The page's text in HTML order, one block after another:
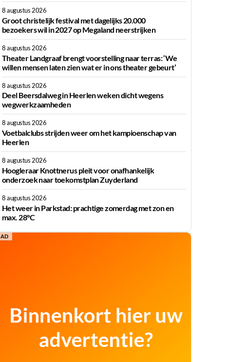
8 augustus 2026
Groot christelijk festival met dagelijks 20.000
bezoekers wil in 2027 op Megaland neerstrijken
8 augustus 2026
Theater Landgraaf brengt voorstelling naar terras: ‘We
willen mensen laten zien wat er in ons theater gebeurt’
8 augustus 2026
Deel Beersdalweg in Heerlen weken dicht wegens
wegwerkzaamheden
8 augustus 2026
Voetbalclubs strijden weer om het kampioenschap van
Heerlen
8 augustus 2026
Hoogleraar Knottnerus pleit voor onafhankelijk
onderzoek naar toekomstplan Zuyderland
8 augustus 2026
Het weer in Parkstad: prachtige zomerdag met zon en
max. 28°C
AD